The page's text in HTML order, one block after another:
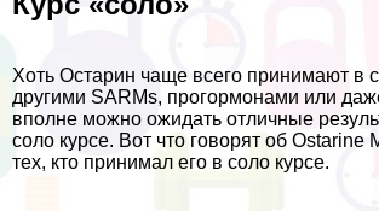
Хоть Остарин чаще всего принимают в
другими SARMs, прогормонами или
вполне можно ожидать отличные
соло курсе. Вот что говорят об Ostarine
тех, кто принимал его в соло курсе.